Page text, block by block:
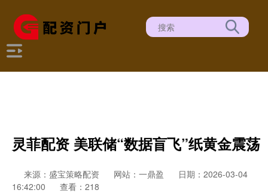
灵菲配资 美联储“数据盲飞”纸黄金震荡
来源：盛宝策略配资 网站：一鼎盈
日期：2026-03-04
16:42:00
查看：218